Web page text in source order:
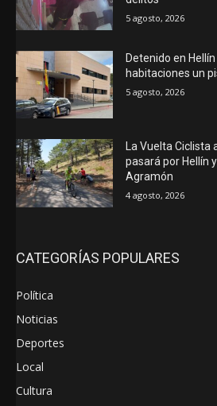
5 agosto, 2026
Detenido en
habitaciones un
5 agosto, 2026
La Vuelta Ciclista
pasará por Hellín
Agramón
4 agosto, 2026
CATEGORÍAS POPULARES
Política
Noticias
Deportes
Local
Cultura